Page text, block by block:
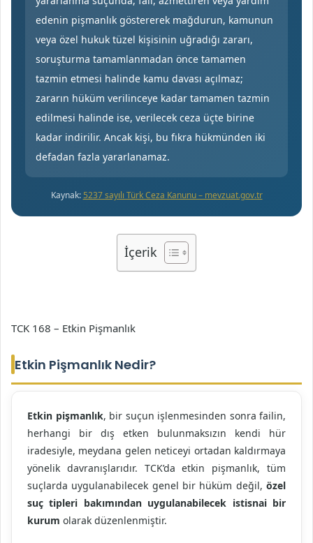
edenin pişmanlık göstererek mağdurun, kamunun
veya özel hukuk tüzel kişisinin uğradığı zararı,
soruşturma tamamlanmadan önce tamamen
tazmin etmesi halinde kamu davası açılmaz;
zararın hüküm verilinceye kadar tamamen tazmin
edilmesi halinde ise, verilecek ceza üçte birine
kadar indirilir. Ancak kişi, bu fıkra hükmünden iki
defadan fazla yararlanamaz.
Kaynak: 5237 sayılı Türk Ceza Kanunu – mevzuat.gov.tr
İçerik
TCK 168 – Etkin Pişmanlık
Etkin Pişmanlık Nedir?
Etkin pişmanlık, bir suçun işlenmesinden sonra failin,
herhangi bir dış etken bulunmaksızın kendi hür
iradesiyle, meydana gelen neticeyi ortadan kaldırmaya
yönelik davranışlarıdır. TCK’da etkin pişmanlık, tüm
suçlarda uygulanabilecek genel bir hüküm değil, özel
suç tipleri bakımından uygulanabilecek istisnai bir
kurum olarak düzenlenmiştir.